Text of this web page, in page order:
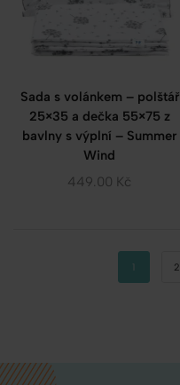
Sada s volánkem – polštář
25×35 a dečka 55×75 z
bavlny s výplní – Summer
Wind
449.00 Kč
1 2